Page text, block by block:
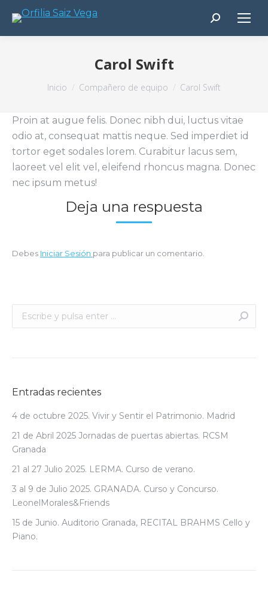
Buscar:
Carol Swift
Estás aquí:
Inicio Compañero de equipo Carol Swift
Proin at augue felis. Donec nibh dui, luctus vitae
odio at, consequat mattis neque. Sed imperdiet id
tortor eget sodales lorem. Curabitur lacus sem,
laoreet vel elit vel, eleifend rhoncus magna. Donec
nec ipsum metus!
Deja una respuesta
Debes Iniciar Sesión para publicar un comentario.
Buscar:
Entradas recientes
4 de octubre 2025. Vivir y Sentir el Patrimonio. Madrid
21 de Abril 2025 Jornadas de puertas abiertas. RCSM
Granada
21 al 27 Julio 2025. LERMA. Curso de verano.
3 al 9 de Julio 2025. GRANADA. Curso y Concurso.
LeonelMorales&Friends
15 de Junio. Auditorio Granada, RECITAL BRAHMS Cello y
Piano.